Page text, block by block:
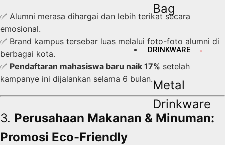
Bag
DRINKWARE
Metal
Drinkware
✅ Alumni merasa dihargai dan lebih terikat secara
emosional.
✅ Brand kampus tersebar luas melalui foto-foto alumni di
berbagai kota.
✅ Pendaftaran mahasiswa baru naik 17% setelah
kampanye ini dijalankan selama 6 bulan.
3. Perusahaan Makanan & Minuman:
Promosi Eco-Friendly